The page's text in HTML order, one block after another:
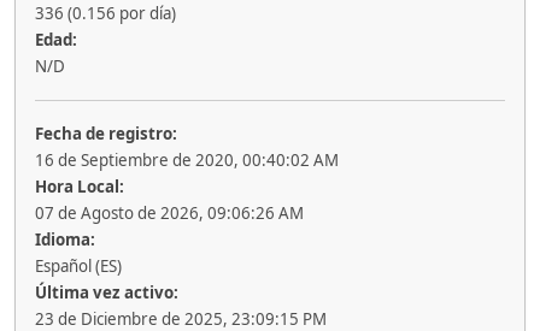
336 (0.156 por día)
Edad:
N/D
Fecha de registro:
16 de Septiembre de 2020, 00:40:02 AM
Hora Local:
07 de Agosto de 2026, 09:06:26 AM
Idioma:
Español (ES)
Última vez activo:
23 de Diciembre de 2025, 23:09:15 PM